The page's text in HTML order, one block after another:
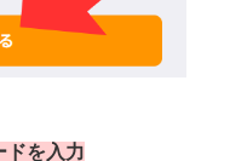
ドを入力